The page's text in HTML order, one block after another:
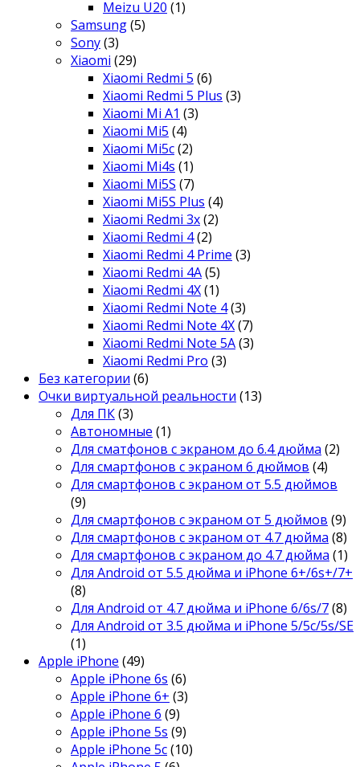
Meizu U20 (1)
Samsung(5)
Sony(3)
Xiaomi (29)
Xiaomi Redmi 5 (6)
Xiaomi Redmi 5 Plus (3)
Xiaomi Mi A1 (3)
Xiaomi Mi5 (4)
Xiaomi Mi5c(2)
Xiaomi Mi4s (1)
Xiaomi Mi5S (7)
Xiaomi Mi5S Plus (4)
Xiaomi Redmi 3x(2)
Xiaomi Redmi 4(2)
Xiaomi Redmi 4 Prime (3)
Xiaomi Redmi 4A(5)
Xiaomi Redmi 4X(1)
Xiaomi Redmi Note 4(3)
Xiaomi Redmi Note 4X(7)
Xiaomi Redmi Note 5A(3)
Xiaomi Redmi Pro (3)
Без категории (6)
Очки виртуальной реальности (13)
Для ПК(3)
Автономные (1)
Для сматфонов с экраном до 6.4 дюйма (2)
Для смартфонов с экраном 6 дюймов (4)
Для смартфонов с экраном от 5.5 дюймов
(9)
Для смартфонов с экраном от 5 дюймов (9)
Для смартфонов с экраном от 4.7 дюйма (8)
Для смартфонов с экраном до 4.7 дюйма (1)
Для Android от 5.5 дюйма и iPhone 6+/6s+/7+
(8)
Для Android от 4.7 дюйма и iPhone 6/6s/7(8)
Для Android от 3.5 дюйма и iPhone 5/5c/5s/SE
(1)
Apple iPhone (49)
Apple iPhone 6s (6)
Apple iPhone 6+ (3)
Apple iPhone 6 (9)
Apple iPhone 5s (9)
Apple iPhone 5c(10)